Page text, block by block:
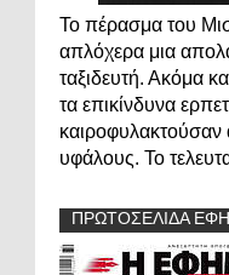
Το πέρασμα του
απλόχερα μια
ταξιδευτή. Ακόμα
τα επικίνδυνα
καιροφυλακτούσαν
υφάλους. Το
ΠΡΩΤΟΣΕΛΙΔΑ